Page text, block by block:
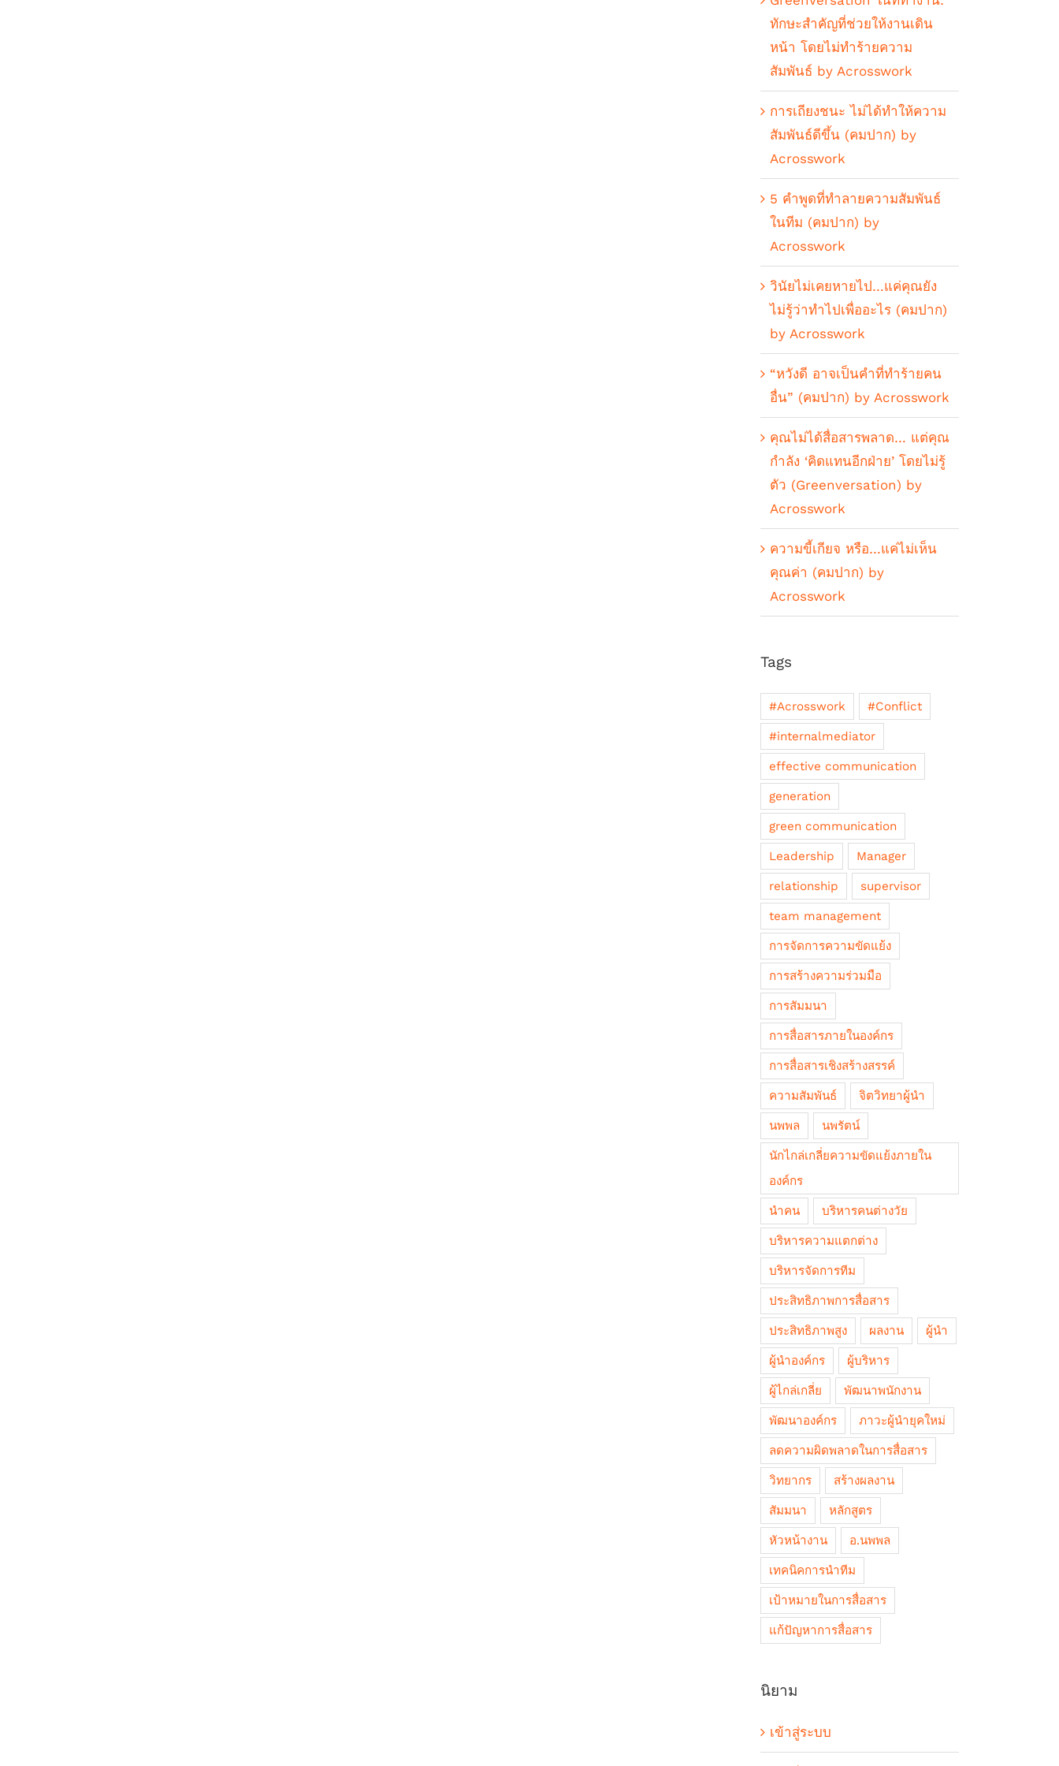
ทักษะสำคัญที่ช่วยให้งานเดิน
หน้า โดยไม่ทำร้ายความ
สัมพันธ์ by Acrosswork
การเถียงชนะ ไม่ได้ทำให้ความ
สัมพันธ์ดีขึ้น (คมปาก) by
Acrosswork
5 คำพูดที่ทำลายความสัมพันธ์
ในทีม (คมปาก) by
Acrosswork
วินัยไม่เคยหายไป…แค่คุณยัง
ไม่รู้ว่าทำไปเพื่ออะไร (คมปาก)
by Acrosswork
“หวังดี อาจเป็นคำที่ทำร้ายคน
อื่น” (คมปาก) by Acrosswork
คุณไม่ได้สื่อสารพลาด… แต่คุณ
กำลัง ‘คิดแทนอีกฝ่าย’ โดยไม่รู้
ตัว (Greenversation) by
Acrosswork
ความขี้เกียจ หรือ…แค่ไม่เห็น
คุณค่า (คมปาก) by
Acrosswork
Tags
#Acrosswork #Conflict
#internalmediator
effective communication
generation
green communication
Leadership Manager
relationship supervisor
team management
การจัดการความขัดแย้ง
การสร้างความร่วมมือ
การสัมมนา
การสื่อสารภายในองค์กร
การสื่อสารเชิงสร้างสรรค์
ความสัมพันธ์ จิตวิทยาผู้นำ
นพพล นพรัตน์
นักไกล่เกลี่ยความขัดแย้งภายใน
องค์กร
นำคน บริหารคนต่างวัย
บริหารความแตกต่าง
บริหารจัดการทีม
ประสิทธิภาพการสื่อสาร
ประสิทธิภาพสูง ผลงาน ผู้นำ
ผู้นำองค์กร ผู้บริหาร
ผู้ไกล่เกลี่ย พัฒนาพนักงาน
พัฒนาองค์กร ภาวะผู้นำยุคใหม่
ลดความผิดพลาดในการสื่อสาร
วิทยากร สร้างผลงาน
สัมมนา หลักสูตร
หัวหน้างาน อ.นพพล
เทคนิคการนำทีม
เป้าหมายในการสื่อสาร
แก้ปัญหาการสื่อสาร
นิยาม
เข้าสู่ระบบ